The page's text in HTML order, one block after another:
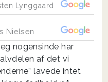
Lynggaard
Nielsen
nogensinde har
af det vi
lavede intet